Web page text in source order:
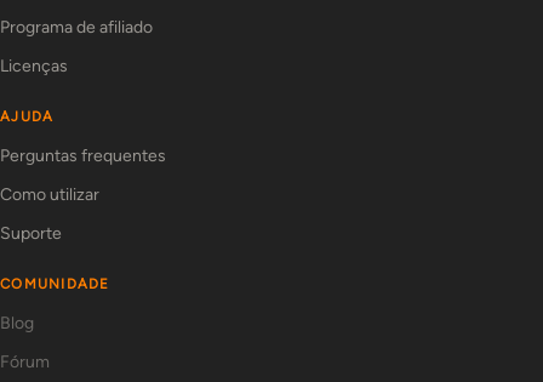
Programa de afiliado
Licenças
AJUDA
Perguntas frequentes
Como utilizar
Suporte
COMUNIDADE
Blog
Fórum